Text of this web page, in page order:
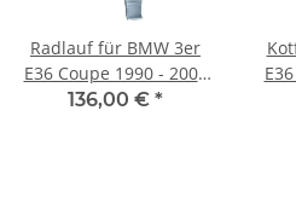
Radlauf für BMW 3er
E36 Coupe 1990 - 2000
rechts
136,00 € *